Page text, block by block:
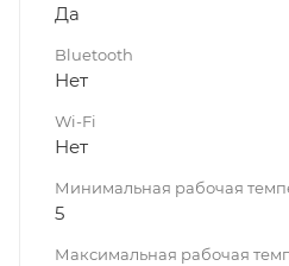
Да
Bluetooth
Нет
Wi-Fi
Нет
Минимальная рабочая
5
Максимальная рабочая